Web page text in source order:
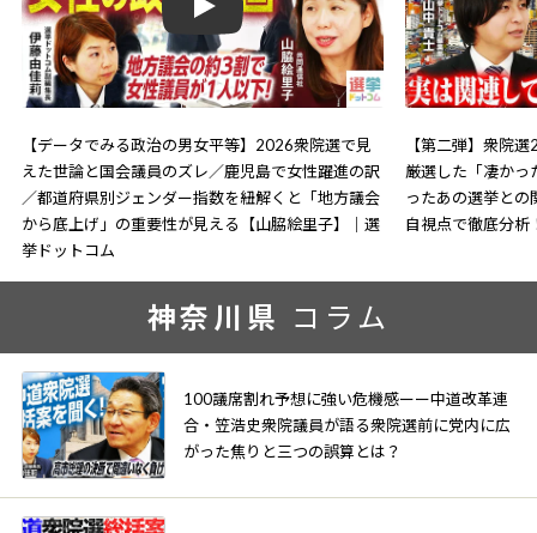
Play
【データでみる政治の男女平等】2026衆院選で見
えた世論と国会議員のズレ／鹿児島で女性躍進の訳
／都道府県別ジェンダー指数を紐解くと「地方議会
から底上げ」の重要性が見える【山脇絵里子】｜選
挙ドットコム
【第二弾】衆院
厳選した「凄かっ
ったあの選挙と
自視点で徹底分析
神奈川県 コラム
100議席割れ予想に強い危機感ーー中道改革連
合・笠浩史衆院議員が語る衆院選前に党内に広
がった焦りと三つの誤算とは？